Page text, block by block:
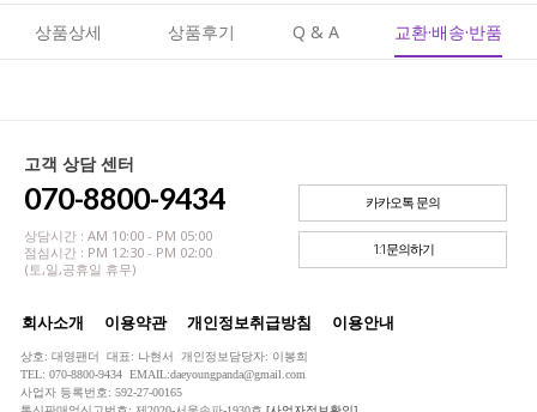
상품상세 상품후기 Q & A 교환·배송·반품
고객 상담 센터
070-8800-9434
상담시간 : AM 10:00 - PM 05:00
점심시간 : PM 12:30 - PM 02:00
(토,일,공휴일 휴무)
카카오톡 문의
1:1문의하기
회사소개 이용약관 개인정보취급방침 이용안내
상호: 대영팬더 대표: 나현서 개인정보담당자: 이봉희
TEL: 070-8800-9434 EMAIL:daeyoungpanda@gmail.com
사업자 등록번호: 592-27-00165